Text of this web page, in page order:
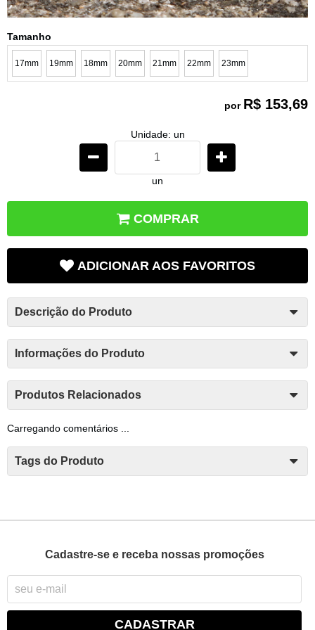
Tamanho
17mm 19mm 18mm 20mm 21mm 22mm 23mm
por R$ 153,69
Unidade: un
un
COMPRAR
ADICIONAR AOS FAVORITOS
Descrição do Produto
Informações do Produto
Produtos Relacionados
Carregando comentários ...
Tags do Produto
Cadastre-se e receba nossas promoções
CADASTRAR